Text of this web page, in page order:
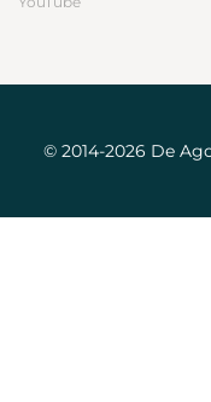
© 2014-2026 De